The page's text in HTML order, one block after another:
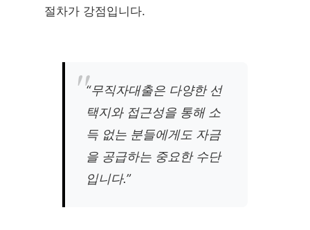
절차가 강점입니다.
“무직자대출은 다양한 선
택지와 접근성을 통해 소
득 없는 분들에게도 자금
을 공급하는 중요한 수단
입니다.”